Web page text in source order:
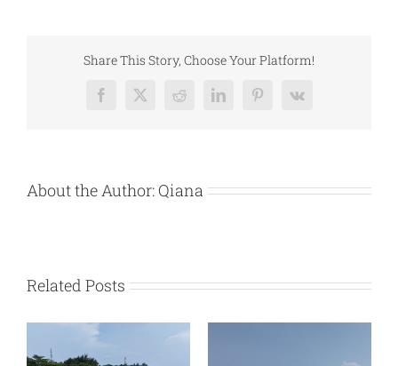
Paket
Terbaik
Share This Story, Choose Your Platform!
Facebook
X RedditLinkedInPinterest
Vk
About the Author: Qiana
Related Posts